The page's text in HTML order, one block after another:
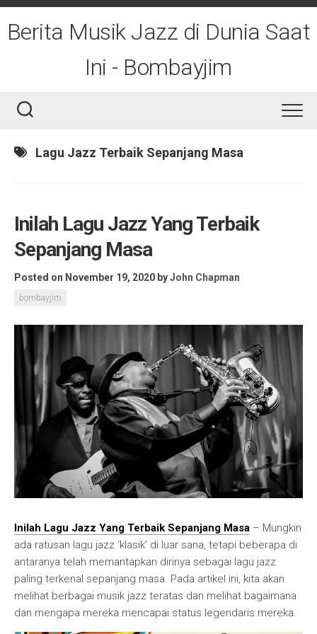
Skip
content
Berita Musik Jazz di Dunia Saat
Ini - Bombayjim
Lagu Jazz Terbaik Sepanjang Masa
Inilah Lagu Jazz Yang Terbaik
Sepanjang Masa
Posted on November 19, 2020 byJohn Chapman
bombayjim
Inilah Lagu Jazz Yang Terbaik Sepanjang Masa – Mungkin
ada ratusan lagu jazz ‘klasik’ di luar sana, tetapi beberapa di
antaranya telah memantapkan dirinya sebagai lagu jazz
paling terkenal sepanjang masa. Pada artikel ini, kita akan
melihat berbagai musik jazz teratas dan melihat bagaimana
dan mengapa mereka mencapai status legendaris mereka.